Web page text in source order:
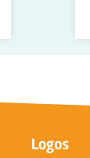
Logos